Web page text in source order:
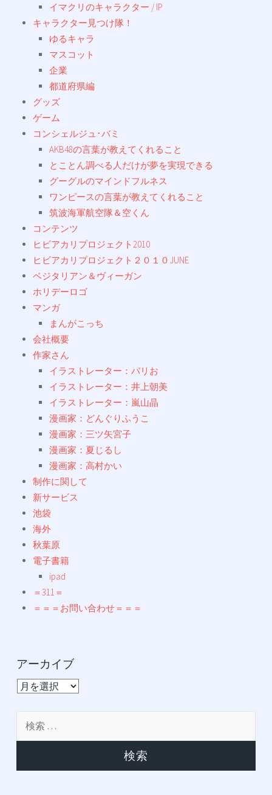
イマクリのキャラクター / IP
キャラクター見つけ隊！
ゆるキャラ
マスコット
企業
都道府県編
グッズ
ゲーム
コンシェルジュ･バミ
AKB48の言葉が教えてくれること
とことん調べる人だけが夢を実現できる
グーグルのマインドフルネス
ワンピースの言葉が教えてくれること
筑波海軍航空隊＆空くん
コンテンツ
ヒビアカリプロジェクト2010
ヒビアカリプロジェクト２０１０JUNE
ベジタリアン＆ヴィーガン
ホリデーロゴ
マンガ
まんがこっち
会社概要
作家さん
イラストレーター：バリお
イラストレーター：井上朝美
イラストレーター：嵐山晶
漫画家：どんぐりふうこ
漫画家：三ツ矢宮子
漫画家：夏じるし
漫画家：高村かい
制作に関して
新サービス
池袋
海外
秋葉原
電子書籍
ipad
＝311＝
＝＝＝お問い合わせ＝＝＝
アーカイブ
ア